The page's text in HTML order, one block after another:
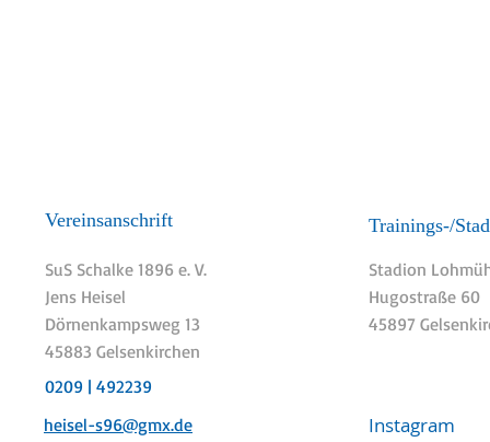
Vereinsanschrift
Trainings-/
SuS Schalke 1896 e. V.
Jens Heisel
Dörnenkampsweg 13
45883 Gelsenkirchen
Stadion
Hugostraße 60
45897
0209 | 492239
heisel-s96@gmx.de
Instagram